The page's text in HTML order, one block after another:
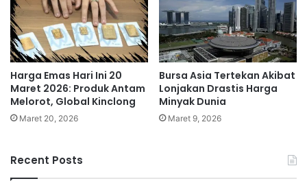
Harga Emas Hari Ini 20
Maret 2026: Produk Antam
Melorot, Global Kinclong
Maret 20, 2026
Bursa Asia Tertekan Akibat
Lonjakan Drastis Harga
Minyak Dunia
Maret 9, 2026
Recent Posts